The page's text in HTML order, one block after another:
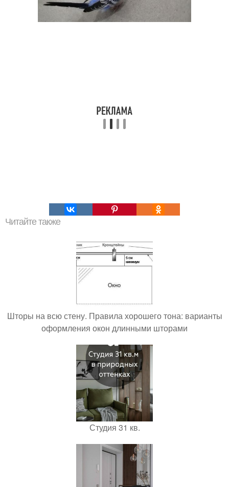
Читайте также
Шторы на всю стену. Правила хорошего тона: варианты
оформления окон длинными шторами
Студия 31 кв.